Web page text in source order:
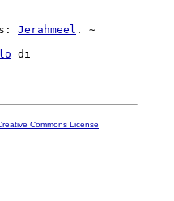
Jerahmeel . ~
di
Commons License